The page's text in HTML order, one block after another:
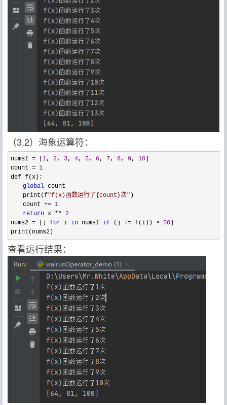
（3.2）海象运算符：
nums1 = [1, 2, 3, 4, 5, 6, 7, 8, 9, 10]
count = 1
def f(x):
global count
print(f"f(x)函数运行了{count}次" )
count += 1
return x ** 2
nums2 = [j for i in nums1 if (j := f(i)) > 50]
print(nums2)
查看运行结果：